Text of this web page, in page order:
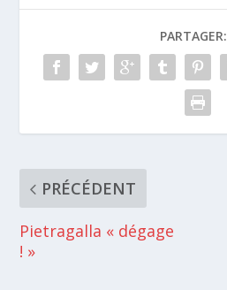
PARTAGER:
PRÉCÉDENT
Pietragalla « dégage
! »